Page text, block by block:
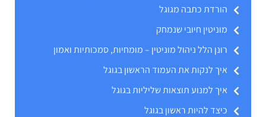
הורדת כתבה מגוגל
מוניטין חיובי שנמחק
רונן הלל ניהול מוניטין – מומחיות, סמכותיות ואמון
איך לנקות את העמוד הראשון בגוגל
איך למנוע תוצאות שליליות בגוגל
כיצד להיות ראשון בגוגל